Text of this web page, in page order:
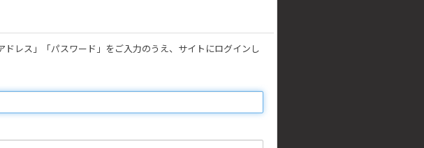
レス」「パスワード」をご入力のうえ、サイトにログインし